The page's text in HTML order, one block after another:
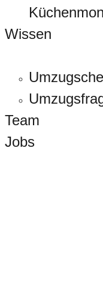
Wissen
Team
Jobs